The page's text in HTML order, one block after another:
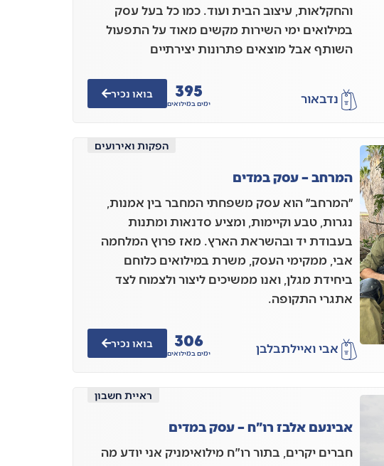
והחקלאות, עיצוב הבית ועוד. כמו כל בעל עסק
במילואים ימי השירות מקשים מאוד על התפעול
השותף אבל מוצאים פתרונות יצירתיים
נדבאור ימים במילואים
395 בואו נכיר
הפקות ואירועים
המרחב – עסק במדים
״המרחב״ הוא עסק משפחתי המחבר בין אמנות,
נגרות, טבע וקיימות, ומציע סדנאות ומתנות
בעבודת יד ובהשראת הארץ. מאז פרוץ המלחמה
אבי, ממקימי העסק, משרת במילואים כלוחם
ביחידת מגלן, ואנו ממשיכים ליצור ולצמוח לצד
אתגרי התקופה.
אבי ואיילתבלבן ימים במילואים
306 בואו נכיר
ראיית חשבון
אבינעם אלבז רו"ח – עסק במדים
חברים יקרים, בתור רו"ח מילואימניק אני יודע מה